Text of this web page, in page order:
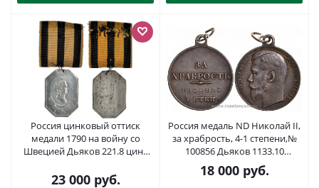
Россия цинковый оттиск
медали 1790 на войну со
Швецией Дьяков 221.8 цинк
23 000руб.
Россия медаль ND Николай II,
за храбрость, 4-1 степени,№
100856 Дьяков 1133.10
серебро 00-818-17
18 000руб.